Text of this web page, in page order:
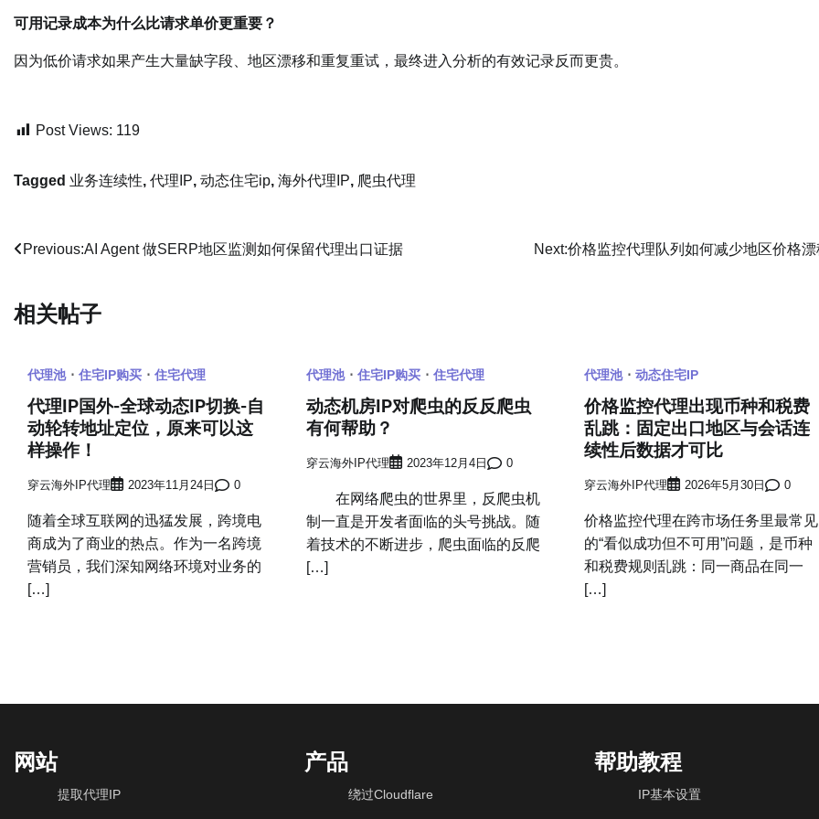
可用记录成本为什么比请求单价更重要？
因为低价请求如果产生大量缺字段、地区漂移和重复重试，最终进入分析的有效记录反而更贵。
Post Views: 119
Tagged 业务连续性, 代理IP, 动态住宅ip, 海外代理IP, 爬虫代理
文
导
Previous:AI Agent 做SERP地区监测如何保留代理出口证据 Next:价格监控代理队列如何减少地区价格漂
相关帖子
代理池 住宅IP购买 住宅代理
代理IP国外-全球动态IP切换-自
动轮转地址定位，原来可以这
样操作！
穿云海外IP代理 2023年11月24日 0
随着全球互联网的迅猛发展，跨境电
商成为了商业的热点。作为一名跨境
营销员，我们深知网络环境对业务的
[…]
代理池 住宅IP购买 住宅代理
动态机房IP对爬虫的反反爬虫
有何帮助？
穿云海外IP代理 2023年12月4日 0
在网络爬虫的世界里，反爬虫机
制一直是开发者面临的头号挑战。随
着技术的不断进步，爬虫面临的反爬
[…]
代理池 动态住宅IP
价格监控代理出现币种和税费
乱跳：固定出口地区与会话连
续性后数据才可比
穿云海外IP代理 2026年5月30日 0
价格监控代理在跨市场任务里最常见
的“看似成功但不可用”问题，是币种
和税费规则乱跳：同一商品在同一
[…]
网站
提取代理IP
产品
绕过Cloudflare
帮助教程
IP基本设置